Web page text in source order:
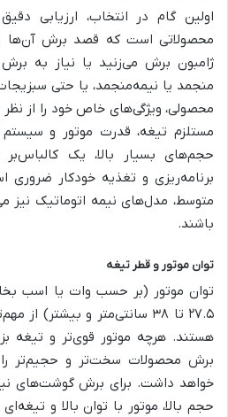
اولین گام در انتخاب، ارزیابی
محصولاتی است که قصد برش آن‌ها
ژامبون برش می‌زنید یا نیاز به
منجمد یا نیمه‌منجمد، یا حتی
محصولی، ویژگی‌های خاص خود را از نظر
مستلزم تیغه، قدرت موتور و
حجم‌های بسیار بالا، یک کالباس‌بر
برنامه‌ریزی و تغذیه خودکار
متوسط، مدل‌های نیمه اتوماتیک نیز
باشند.
توان موتور و قطر تیغه
توان موتور (بر حسب وات یا اسب
۲۷.۵ تا ۳۸ سانتی‌متر و
هستند. هرچه موتور قوی‌تر و تیغه
برش محصولات سخت‌تر و حجیم‌تر
خواهد داشت. برای برش گوشت‌های